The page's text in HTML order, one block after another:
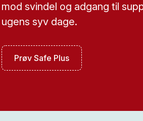
mod svindel og adgang til
ugens syv dage.
Prøv Safe Plus